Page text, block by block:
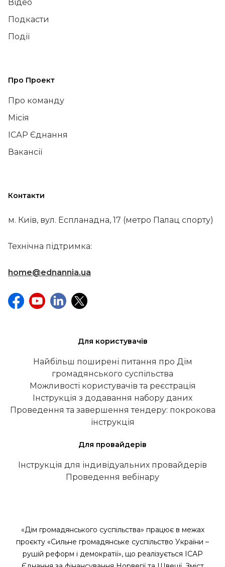
Відео
Подкасти
Події
Про Проект
Про команду
Місія
ІСАР Єднання
Вакансії
Контакти
м. Київ, вул. Еспланадна, 17 (метро Палац спорту)
Технічна підтримка:
home@ednannia.ua
Для користувачів
Найбільш поширені питання про Дім
громадянського суспільства
Можливості користувачів та реєстрація
Інструкція з додавання набору даних
Проведення та завершення тендеру: покрокова
інструкція
Для провайдерів
Інструкція для індивідуальних провайдерів
Проведення вебінару
«Дім громадянського суспільства» працює в межах
проєкту «Сильне громадянське суспільство України –
рушій реформ і демократії», що реалізується ІСАР